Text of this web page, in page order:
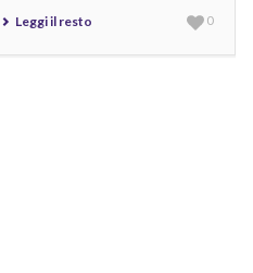
Leggi il resto 0